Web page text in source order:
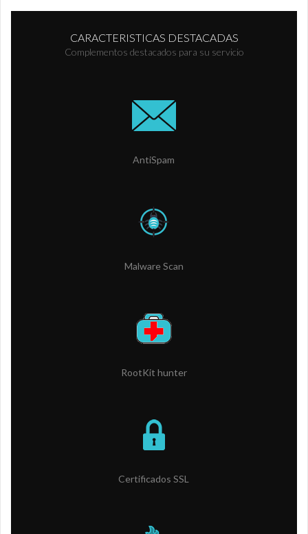
CARACTERISTICAS DESTACADAS
Complementos destacados para su servicio
AntiSpam
Malware Scan
RootKit hunter
Certificados SSL